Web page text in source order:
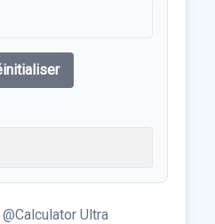
Ultra